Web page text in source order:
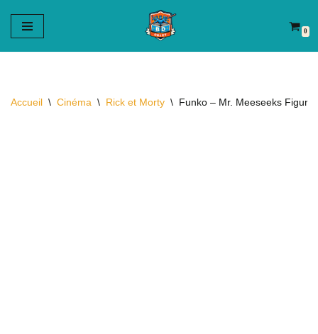
Aller
au
0
Accueil \ Cinéma \ Rick et Morty \ Funko – Mr. Meeseeks